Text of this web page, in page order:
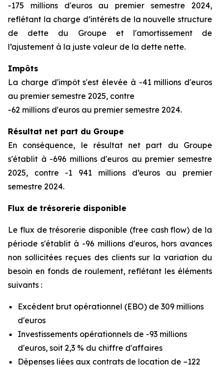
-175 millions d'euros au premier semestre 2024,
reflétant la charge d’intérêts de la nouvelle structure
de dette du Groupe et l'amortissement de
l’ajustement à la juste valeur de la dette nette.
Impôts
La charge d'impôt s'est élevée à -41 millions d'euros
au premier semestre 2025, contre
-62 millions d'euros au premier semestre 2024.
Résultat net part du Groupe
En conséquence, le résultat net part du Groupe
s'établit à -696 millions d'euros au premier semestre
2025, contre -1 941 millions d’euros au premier
semestre 2024.
Flux de trésorerie disponible
Le flux de trésorerie disponible (free cash flow) de la
période s'établit à -96 millions d'euros, hors avances
non sollicitées reçues des clients sur la variation du
besoin en fonds de roulement, reflétant les éléments
suivants :
Excédent brut opérationnel (EBO) de 309 millions
d'euros
Investissements opérationnels de -93 millions
d'euros, soit 2,3 % du chiffre d'affaires
Dépenses liées aux contrats de location de –122